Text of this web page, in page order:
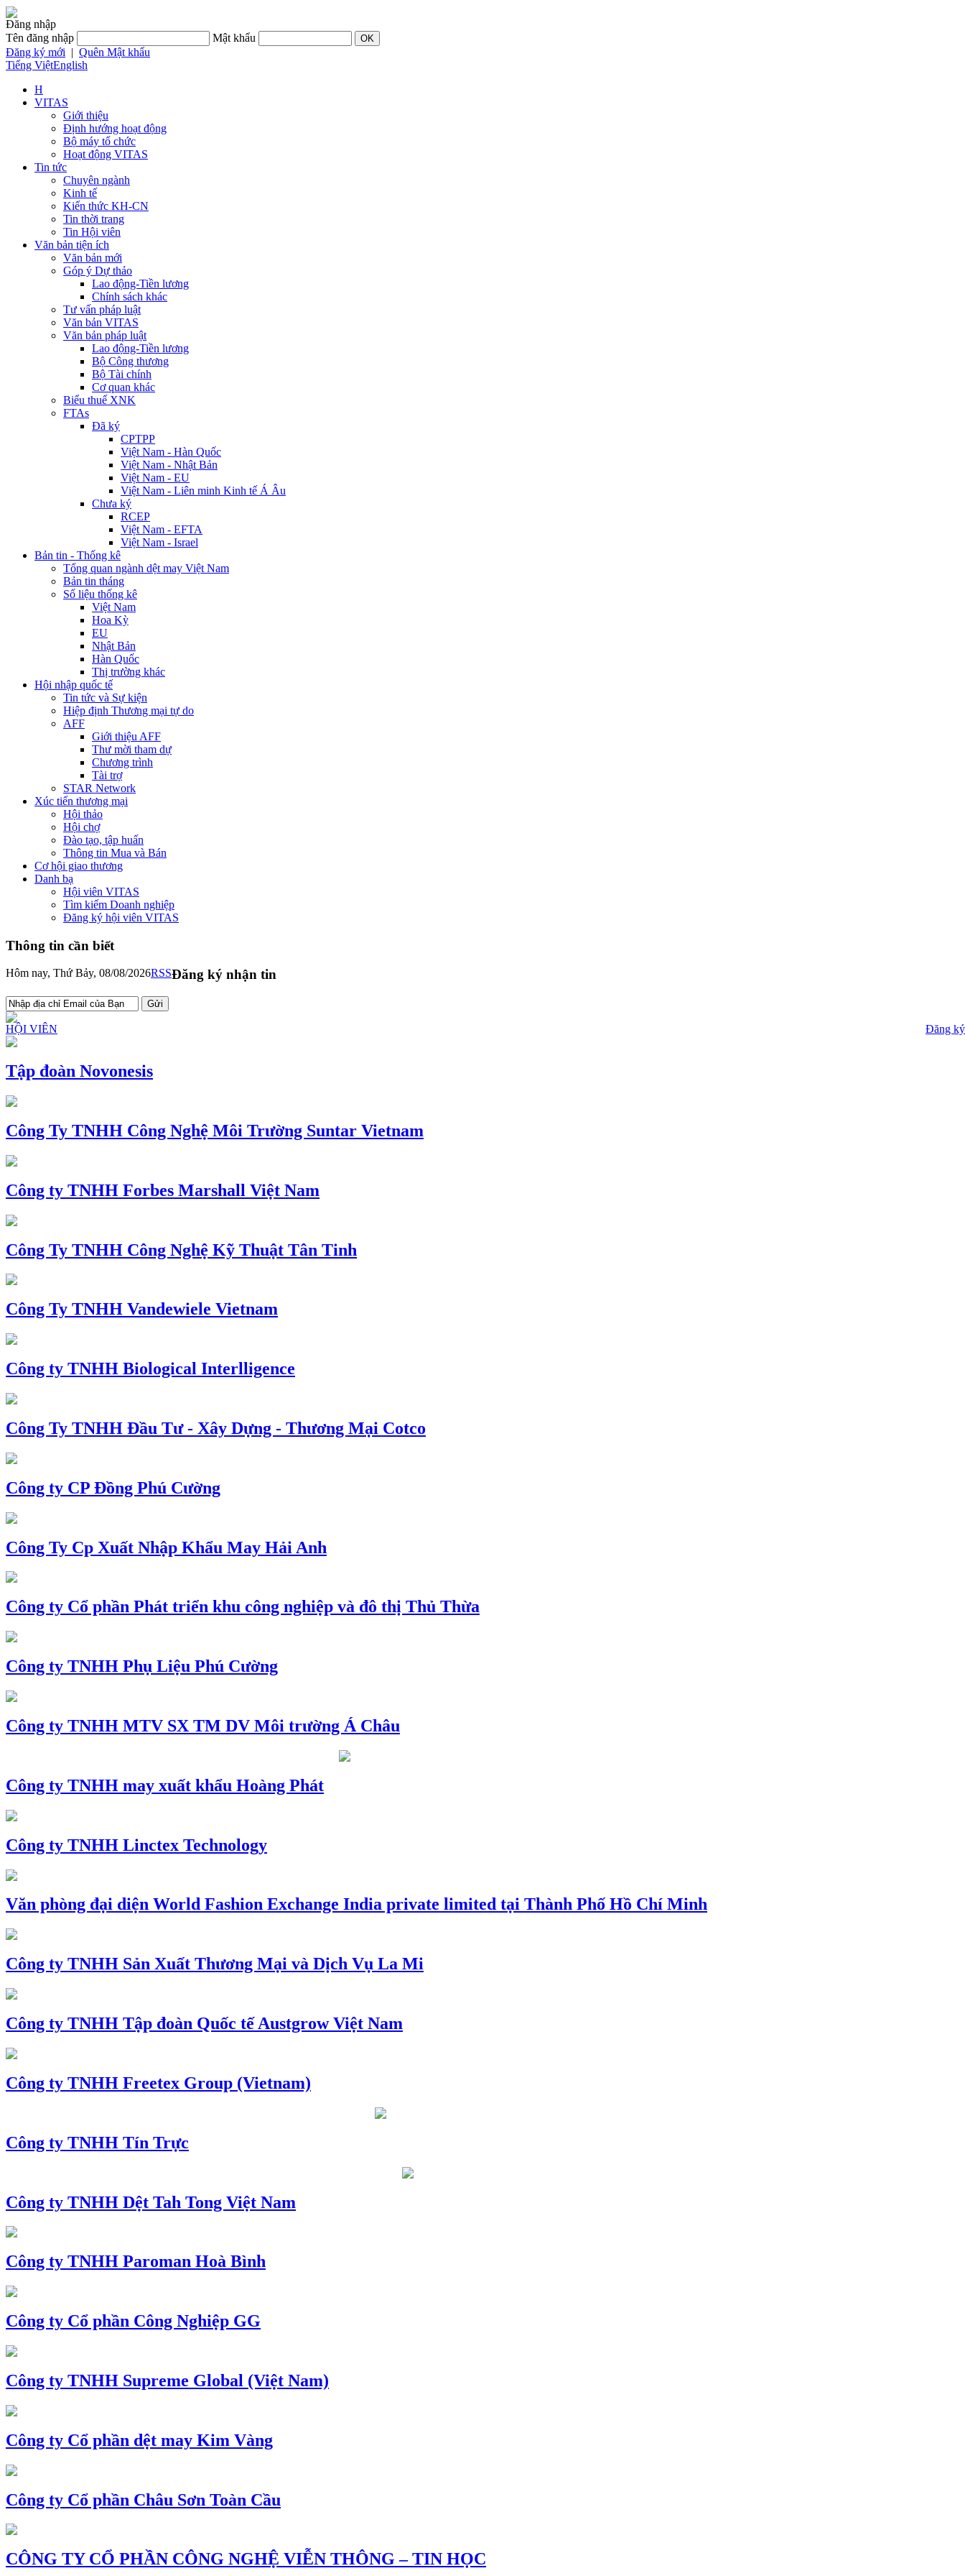
Đăng nhập
Tên đăng nhập
Mật khẩu
Đăng ký mới | Quên Mật khẩu
Tiếng ViệtEnglish
H
VITAS
Giới thiệu
Định hướng hoạt động
Bộ máy tổ chức
Hoạt động VITAS
Tin tức
Chuyên ngành
Kinh tế
Kiến thức KH-CN
Tin thời trang
Tin Hội viên
Văn bản tiện ích
Văn bản mới
Góp ý Dự thảo
Lao động-Tiền lương
Chính sách khác
Tư vấn pháp luật
Văn bản VITAS
Văn bản pháp luật
Lao động-Tiền lương
Bộ Công thương
Bộ Tài chính
Cơ quan khác
Biểu thuế XNK
FTAs
Đã ký
CPTPP
Việt Nam - Hàn Quốc
Việt Nam - Nhật Bản
Việt Nam - EU
Việt Nam - Liên minh Kinh tế Á Âu
Chưa ký
RCEP
Việt Nam - EFTA
Việt Nam - Israel
Bản tin - Thống kê
Tổng quan ngành dệt may Việt Nam
Bản tin tháng
Số liệu thống kê
Việt Nam
Hoa Kỳ
EU
Nhật Bản
Hàn Quốc
Thị trường khác
Hội nhập quốc tế
Tin tức và Sự kiện
Hiệp định Thương mại tự do
AFF
Giới thiệu AFF
Thư mời tham dự
Chương trình
Tài trợ
STAR Network
Xúc tiến thương mại
Hội thảo
Hội chợ
Đào tạo, tập huấn
Thông tin Mua và Bán
Cơ hội giao thương
Danh bạ
Hội viên VITAS
Tìm kiếm Doanh nghiệp
Đăng ký hội viên VITAS
Thông tin cần biết
Hôm nay, Thứ Bảy, 08/08/2026RSSĐăng ký nhận tin
HỘI VIÊN Đăng ký
Tập đoàn Novonesis
Công Ty TNHH Công Nghệ Môi Trường Suntar Vietnam
Công ty TNHH Forbes Marshall Việt Nam
Công Ty TNHH Công Nghệ Kỹ Thuật Tân Tinh
Công Ty TNHH Vandewiele Vietnam
Công ty TNHH Biological Interlligence
Công Ty TNHH Đầu Tư - Xây Dựng - Thương Mại Cotco
Công ty CP Đồng Phú Cường
Công Ty Cp Xuất Nhập Khẩu May Hải Anh
Công ty Cổ phần Phát triển khu công nghiệp và đô thị Thủ Thừa
Công ty TNHH Phụ Liệu Phú Cường
Công ty TNHH MTV SX TM DV Môi trường Á Châu
Công ty TNHH may xuất khẩu Hoàng Phát
Công ty TNHH Linctex Technology
Văn phòng đại diện World Fashion Exchange India private limited tại Thành Phố Hồ Chí Minh
Công ty TNHH Sản Xuất Thương Mại và Dịch Vụ La Mi
Công ty TNHH Tập đoàn Quốc tế Austgrow Việt Nam
Công ty TNHH Freetex Group (Vietnam)
Công ty TNHH Tín Trực
Công ty TNHH Dệt Tah Tong Việt Nam
Công ty TNHH Paroman Hoà Bình
Công ty Cổ phần Công Nghiệp GG
Công ty TNHH Supreme Global (Việt Nam)
Công ty Cổ phần dệt may Kim Vàng
Công ty Cổ phần Châu Sơn Toàn Cầu
CÔNG TY CỔ PHẦN CÔNG NGHỆ VIỄN THÔNG – TIN HỌC